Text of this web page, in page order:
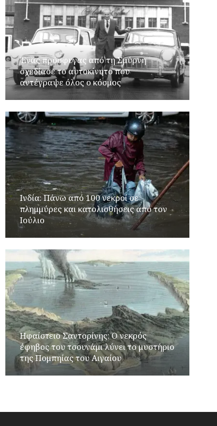
Ένας πρόσφυγας από τη Σμύρνη
σχεδίασε το αυτοκίνητο που
αντέγραψε όλος ο κόσμος
Ινδία: Πάνω από 100 νεκροί σε
πλημμύρες και κατολισθήσεις από τον
Ιούλιο
Ηφαίστειο Σαντορίνης: Ο νεκρός
έφηβος του τσουνάμι λύνει το μυστήριο
της Πομπηίας του Αιγαίου